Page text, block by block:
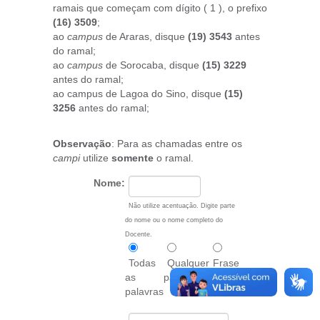
ramais que começam com dígito ( 1 ), o prefixo
(16) 3509;
ao campus de Araras, disque (19) 3543 antes
do ramal;
ao campus de Sorocaba, disque (15) 3229
antes do ramal;
ao campus de Lagoa do Sino, disque (15)
3256 antes do ramal;
Observação: Para as chamadas entre os
campiutilize somente o ramal.
Nome:
Não utilize acentuação. Digite parte
do nome ou o nome completo do
Docente.
Todas
as
palavras
Qualquer
palavra
Frase
exata